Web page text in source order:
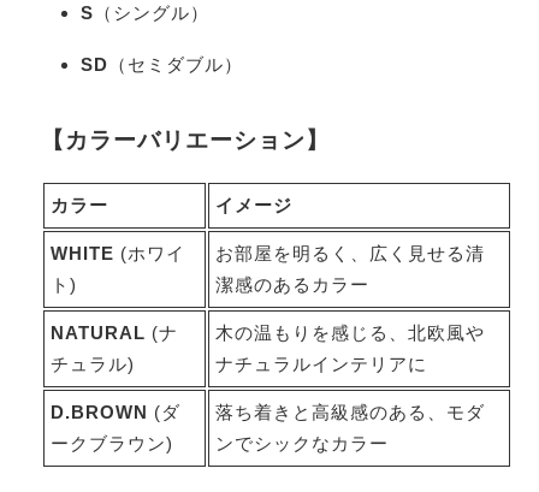
S （シングル）
SD （セミダブル）
【カラーバリエーション】
カラー イメージ
WHITE (ホワイ
ト)
お部屋を明るく、広く見せる清
潔感のあるカラー
NATURAL (ナ
チュラル)
木の温もりを感じる、北欧風や
ナチュラルインテリアに
D.BROWN (ダ
ークブラウン)
落ち着きと高級感のある、モダ
ンでシックなカラー